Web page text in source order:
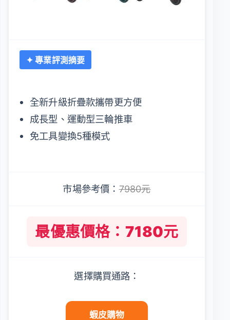
✦ 專業評測摘要
全新升級折疊款攜帶更方便
成長型、運動型三輪推車
免工具變換5種模式
市場參考價：7980元
最優惠價格：7180元
選擇購買通路：
蝦皮購物